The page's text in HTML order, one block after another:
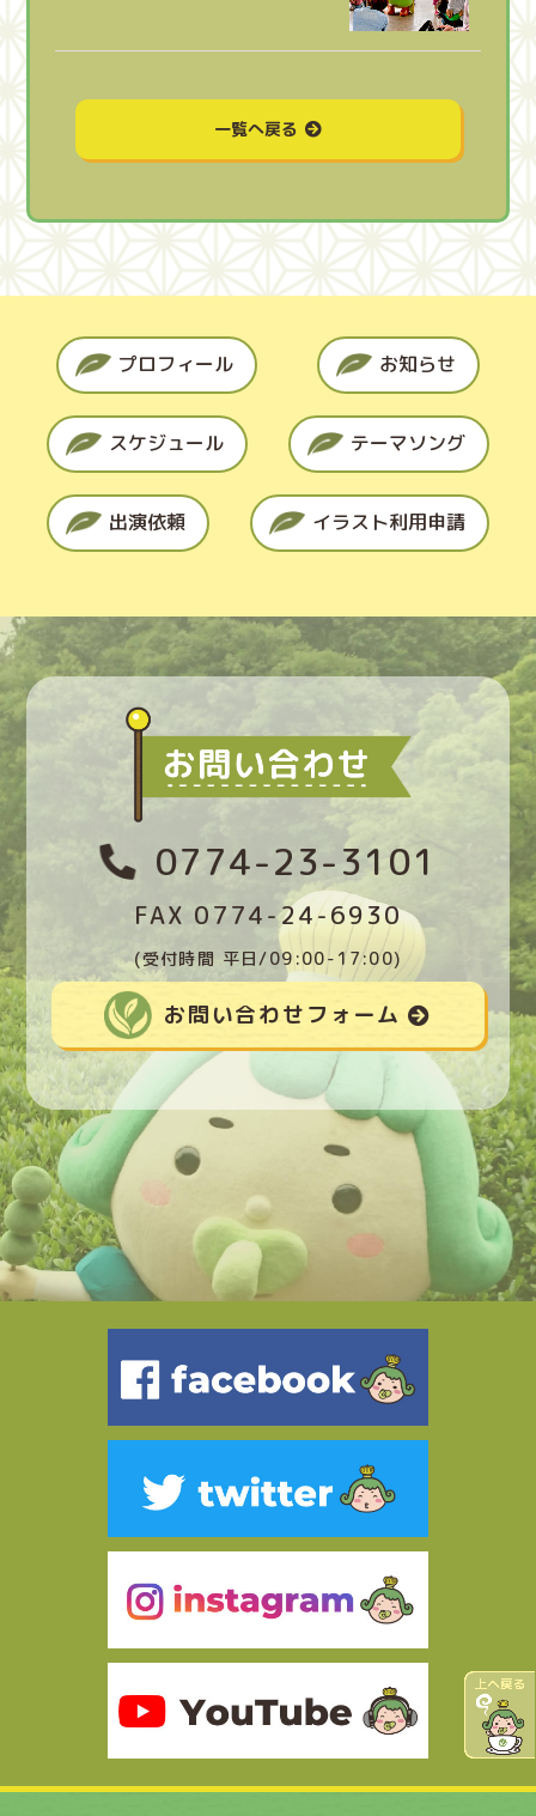
一覧へ戻る
プロフィール お知らせ
スケジュール テーマソング
出演依頼 イラスト利用申請
0774-23-3101
FAX 0774-24-6930
(受付時間 平日/09:00-17:00)
お問い合わせフォーム